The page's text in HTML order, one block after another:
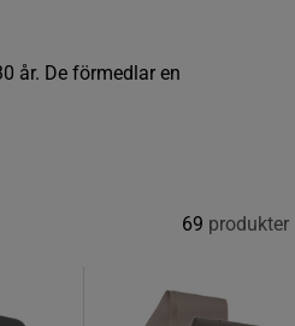
år. De förmedlar en
69 produkter